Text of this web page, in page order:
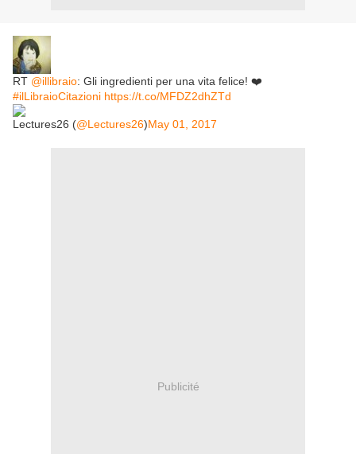
RT @illibraio: Gli ingredienti per una vita felice! ❤️
#ilLibraioCitazioni https://t.co/MFDZ2dhZTd
Lectures26 (@Lectures26)May 01, 2017
Publicité